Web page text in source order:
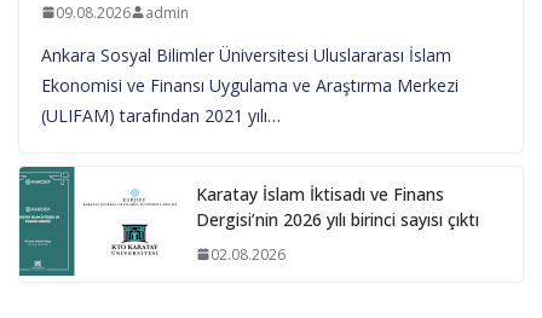
09.08.2026 admin
Ankara Sosyal Bilimler Üniversitesi Uluslararası İslam
Ekonomisi ve Finansı Uygulama ve Araştırma Merkezi
(ULIFAM) tarafından 2021 yılı…
Karatay İslam İktisadı ve Finans
Dergisi’nin 2026 yılı birinci sayısı çıktı
02.08.2026